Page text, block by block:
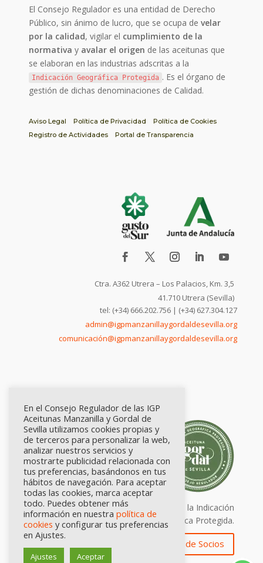
El Consejo Regulador es una entidad de Derecho
Público, sin ánimo de lucro, que se ocupa develar
por la calidad, vigilar el cumplimiento de la
normativa y avalar el origen de las aceitunas que
se elaboran en las industrias adscritas a la
Indicación Geográfica Protegida . Es el órgano de
gestión de dichas denominaciones de Calidad.
Aviso Legal Política de Privacidad
Política de Cookies
Registro de Actividades
Portal de Transparencia
Ctra. A362 Utrera – Los Palacios, Km. 3,5
41.710 Utrera (Sevilla)
tel: (+34) 666.202.756 | (+34) 627.304.127
admin@igpmanzanillaygordaldesevilla.org
comunicación@igpmanzanillaygordaldesevilla.org
Calidad certificada por Origen. Sellos de la Indicación
Geográfica Protegida.
Zona de Socios
En el Consejo Regulador de las IGP
Aceitunas Manzanilla y Gordal de
Sevilla utilizamos cookies propias y
de terceros para personalizar la web,
analizar nuestros servicios y
mostrarte publicidad relacionada con
tus preferencias, basándonos en tus
hábitos de navegación. Para aceptar
todas las cookies, marca aceptar
todo. Puedes obtener más
información en nuestra política de
cookies y configurar tus preferencias
en Ajustes.
Ajustes Aceptar